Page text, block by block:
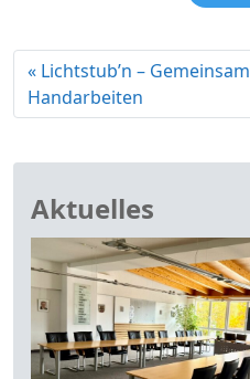
Lichtstub’n – Gemeinsam
Handarbeiten
Aktuelles